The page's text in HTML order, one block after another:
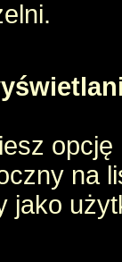
opcję
na
jako